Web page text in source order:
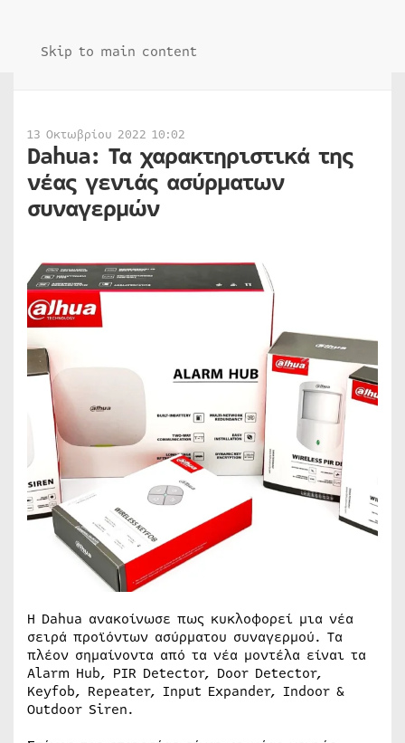
Skip to main content
13 Οκτωβρίου 2022 10:02
Dahua: Τα χαρακτηριστικά της
νέας γενιάς ασύρματων
συναγερμών
Η Dahua ανακοίνωσε πως κυκλοφορεί μια νέα
σειρά προϊόντων ασύρματου συναγερμού. Τα
πλέον σημαίνοντα από τα νέα μοντέλα είναι τα
Alarm Hub, PIR Detector, Door Detector,
Keyfob, Repeater, Input Expander, Indoor &
Outdoor Siren.